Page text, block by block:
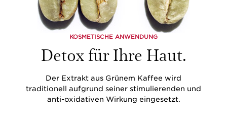
KOSMETISCHE ANWENDUNG
Detox für Ihre Haut.
Der Extrakt aus Grünem Kaffee wird
traditionell aufgrund seiner stimulierenden und
anti-oxidativen Wirkung eingesetzt.